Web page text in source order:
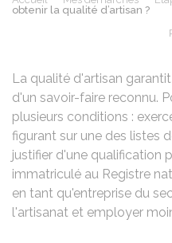
obtenir la qualité d’artisan ?
La qualité d'artisan
d'un savoir-faire reconnu.
plusieurs conditions :
figurant sur une des listes
justifier d'une qualification
immatriculé au Registre
en tant qu'entreprise du
l'artisanat et employer